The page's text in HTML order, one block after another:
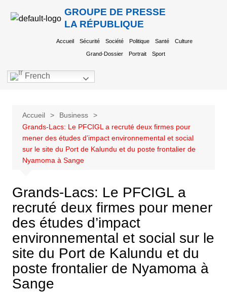
GROUPE DE PRESSE
LA RÉPUBLIQUE
Accueil Sécurité Société Politique Santé Culture
Grand-Dossier Portrait Sport
French
Accueil
Business
Grands-Lacs: Le PFCIGL a recruté deux firmes pour
mener des études d’impact environnemental et social
sur le site du Port de Kalundu et du poste frontalier de
Nyamoma à Sange
Grands-Lacs: Le PFCIGL a
recruté deux firmes pour mener
des études d’impact
environnemental et social sur le
site du Port de Kalundu et du
poste frontalier de Nyamoma à
Sange